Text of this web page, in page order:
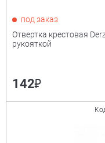
под заказ
Отвертка крестовая
рукояткой
142₽